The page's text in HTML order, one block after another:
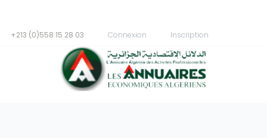
+213 (0)558 15 28 03 Connexion Inscription